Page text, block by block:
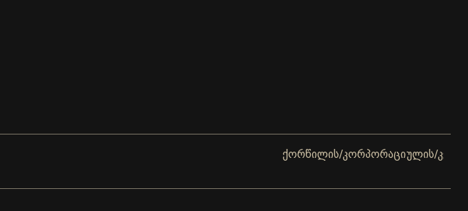
ქორწილის/კორპორაციულის/კერძო